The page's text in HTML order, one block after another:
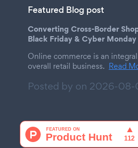
Featured Blog post
Converting Cross-Border
Black Friday & Cyber Monday
Online commerce is an
overall retail business. Read
Posted by on 2026-08-